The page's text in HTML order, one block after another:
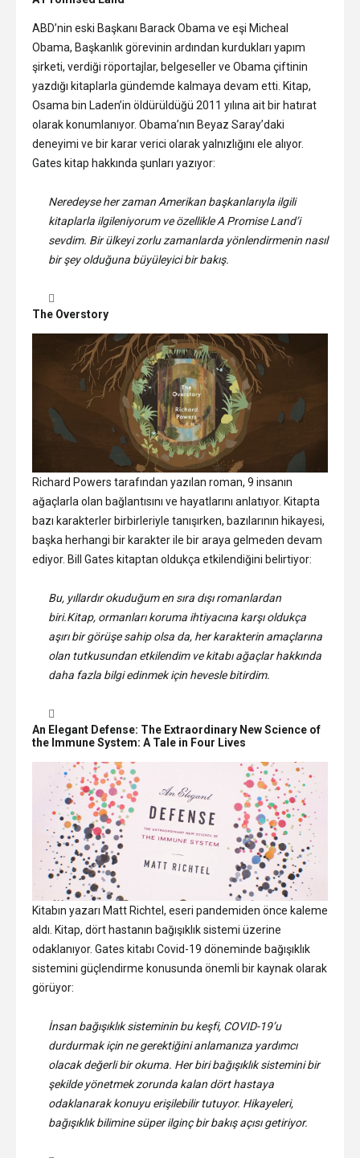
ABD’nin eski Başkanı Barack Obama ve eşi Micheal
Obama, Başkanlık görevinin ardından kurdukları yapım
şirketi, verdiği röportajlar, belgeseller ve Obama çiftinin
yazdığı kitaplarla gündemde kalmaya devam etti. Kitap,
Osama bin Laden’in öldürüldüğü 2011 yılına ait bir hatırat
olarak konumlanıyor. Obama’nın Beyaz Saray’daki
deneyimi ve bir karar verici olarak yalnızlığını ele alıyor.
Gates kitap hakkında şunları yazıyor:
Neredeyse her zaman Amerikan başkanlarıyla ilgili
kitaplarla ilgileniyorum ve özellikle A Promise Land’i
sevdim. Bir ülkeyi zorlu zamanlarda yönlendirmenin nasıl
bir şey olduğuna büyüleyici bir bakış.
The Overstory
Richard Powers tarafından yazılan roman, 9 insanın
ağaçlarla olan bağlantısını ve hayatlarını anlatıyor. Kitapta
bazı karakterler birbirleriyle tanışırken, bazılarının hikayesi,
başka herhangi bir karakter ile bir araya gelmeden devam
ediyor. Bill Gates kitaptan oldukça etkilendiğini belirtiyor:
Bu, yıllardır okuduğum en sıra dışı romanlardan
biri.Kitap, ormanları koruma ihtiyacına karşı oldukça
aşırı bir görüşe sahip olsa da, her karakterin amaçlarına
olan tutkusundan etkilendim ve kitabı ağaçlar hakkında
daha fazla bilgi edinmek için hevesle bitirdim.
An Elegant Defense: The Extraordinary New Science of
the Immune System: A Tale in Four Lives
Kitabın yazarı Matt Richtel, eseri pandemiden önce kaleme
aldı. Kitap, dört hastanın bağışıklık sistemi üzerine
odaklanıyor. Gates kitabı Covid-19 döneminde bağışıklık
sistemini güçlendirme konusunda önemli bir kaynak olarak
görüyor:
İnsan bağışıklık sisteminin bu keşfi, COVID-19’u
durdurmak için ne gerektiğini anlamanıza yardımcı
olacak değerli bir okuma. Her biri bağışıklık sistemini bir
şekilde yönetmek zorunda kalan dört hastaya
odaklanarak konuyu erişilebilir tutuyor. Hikayeleri,
bağışıklık bilimine süper ilginç bir bakış açısı getiriyor.